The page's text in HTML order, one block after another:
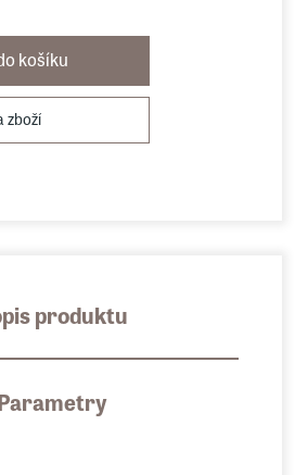
košíku
zboží
produktu